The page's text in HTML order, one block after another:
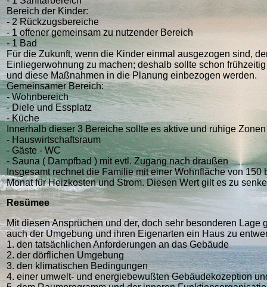
Bereich der Kinder:
- 2 Rückzugsbereiche
- 1 offener gemeinsam zu nutzender Bereich
- 1 Bad
Für die Zukunft, wenn die Kinder einmal ausgezogen sind,
Einliegerwohnung zu machen; deshalb sollte schon
und diese Maßnahmen in die Planung einbezogen werden.
Gemeinsamer Bereich:
- Wohnbereich
- Diele und Essplatz
- Küche
Innerhalb dieser 3 Bereiche sollte es aktive und ruhige
- Hauswirtschaftsraum
- Gäste - WC
- Sauna ( Dampfbad ) mit evtl. Zugang nach draußen
Insgesamt rechnet die Familie mit einer Wohnfläche von
Monat für Heizkosten und Strom. Diesen Wert gilt es zu
Resümee
Mit diesen Ansprüchen und der, doch sehr besonderen
auch der Umgebung und ihren Eigenarten ein Haus zu
1. den tatsächlichen Anforderungen an das Gebäude
2. der dörflichen Umgebung
3. den klimatischen Bedingungen
4. einer umwelt- und energiebewußten Gebäudekozeption